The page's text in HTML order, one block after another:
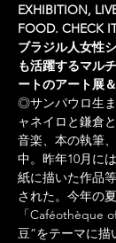
EXHIBITION,
FOOD. CHECK
ブラジル人女性
も活躍するマル
ートのアート展
◎サンパウロ生
ャネイロと鎌倉
音楽、本の執筆
中。昨年10月に
紙に描いた作品
された。今年の
「Caféothèque
豆”をテーマに描